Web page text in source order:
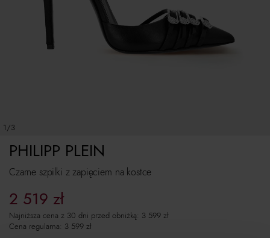
1/3
Czarne szpilki z zapięciem na kostce
PHILIPP PLEIN
2 519 zł
Najniższa cena z 30 dni przed obniżką: 3 599 zł
Cena regularna: 3 599 zł